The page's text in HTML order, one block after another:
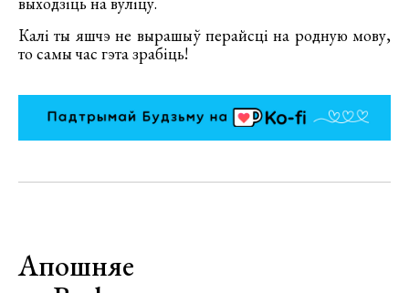
Калі ты яшчэ не вырашыў перайсці на родную мову,
то самы час гэта зрабіць!
Апошняе